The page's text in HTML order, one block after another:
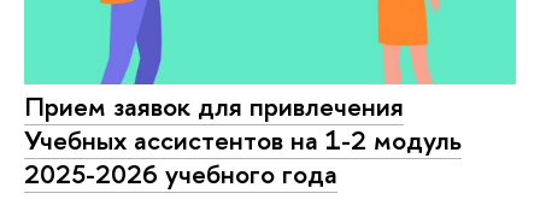
Прием заявок для привлечения
Учебных ассистентов на 1-2 модуль
2025-2026 учебного года